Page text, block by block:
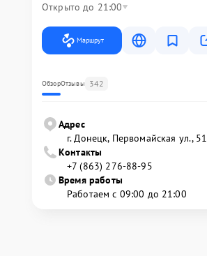
Открыто до 21:00
Маршрут
ОбзорОтзывы 342
Адрес
г. Донецк, Первомайская ул., 51
Контакты
+7 (863) 276-88-95
Время работы
Работаем с 09:00 до 21:00